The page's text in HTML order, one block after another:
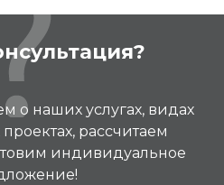
о наших услугах, видах
рассчитаем
индивидуальное